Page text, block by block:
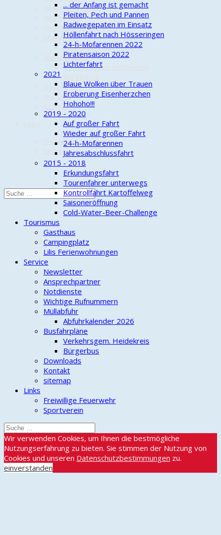
Ansprechpartner
Notdienste
Wichtige Rufnummern
Müllabfuhr
Abfuhrkalender 2026
Busfahrpläne
Verkehrsgem. Heidekreis
Downloads
Kontakt
sitemap
Freiwillige Feuerwehr
Sportverein
... der Anfang ist gemacht
Pleiten, Pech und Pannen
Radwegepaten im Einsatz
Höllenfahrt nach Hösseringen
24-h-Mofarennen 2022
Piratensaison 2022
Lichterfahrt
2021
Blaue Wolken über Trauen
Eroberung Eisenherzchen
Hohoho!!!
2019 - 2020
Auf großer Fahrt
Wieder auf großer Fahrt
24-h-Mofarennen
Jahresabschlussfahrt
2015 - 2018
Erkundungsfahrt
Tourenfahrer unterwegs
Kontrollfahrt Kartoffelweg
Saisoneröffnung
Cold-Water-Beer-Challenge
Tourismus
Gasthaus
Campingplatz
Lilis Ferienwohnungen
Service
Newsletter
Ansprechpartner
Notdienste
Wichtige Rufnummern
Müllabfuhr
Abfuhrkalender 2026
Busfahrpläne
Verkehrsgem. Heidekreis
Bürgerbus
Downloads
Kontakt
sitemap
Links
Freiwillige Feuerwehr
Sportverein
Wir verwenden Cookies, um Ihnen die bestmögliche
Nutzungserfahrung zu bieten. Sie stimmen der Nutzung von
Cookies und unseren Datenschutzbestimmungen zu.
einverstanden